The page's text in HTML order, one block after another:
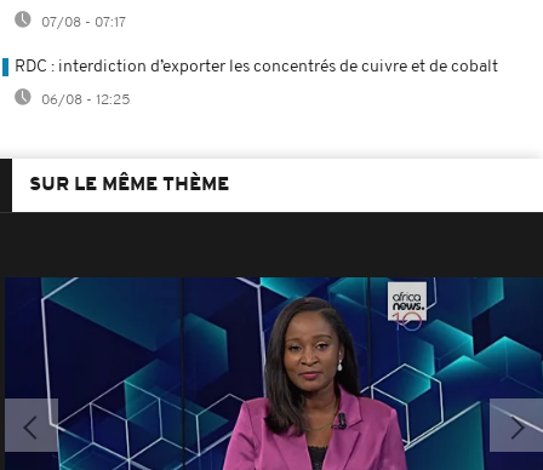
07/08 - 07:17
RDC : interdiction d’exporter les concentrés de cuivre et de cobalt
06/08 - 12:25
SUR LE MÊME THÈME